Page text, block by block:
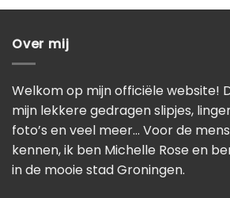
Over mij
Welkom op mijn officiële website!
mijn lekkere gedragen slipjes,
foto’s en veel meer… Voor de
kennen, ik ben Michelle Rose en
in de mooie stad Groningen.